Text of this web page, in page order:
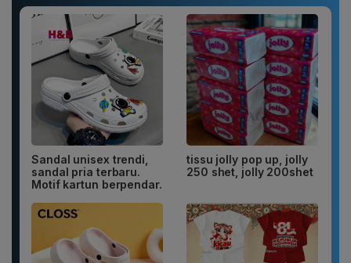
Sandal unisex trendi,
sandal pria terbaru.
Motif kartun berpendar.
tissu jolly pop up, jolly
250 shet, jolly 200shet